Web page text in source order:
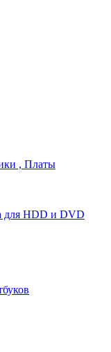
, Платы
для HDD и DVD